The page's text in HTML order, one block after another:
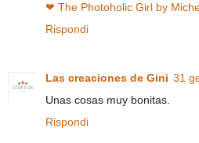
❤ The Photoholic Girl by
Rispondi
Las creaciones de Gini 31
Unas cosas muy bonitas.
Rispondi